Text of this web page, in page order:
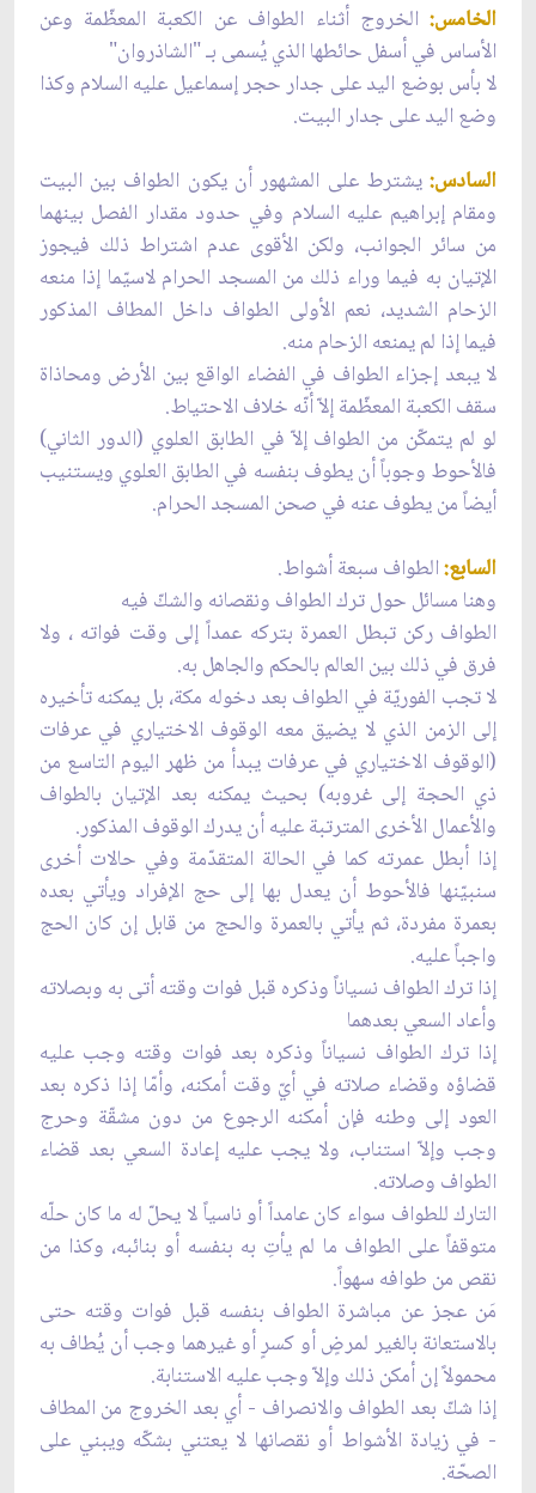
الخامس:الخروج أثناء الطواف عن الكعبة المعظّمة وعن
الأساس في أسفل حائطها الذي يُسمى بـ "الشاذروان"
لا بأس بوضع اليد على جدار حجر إسماعيل عليه السلام وكذا
وضع اليد على جدار البيت.
السادس:يشترط على المشهور أن يكون الطواف بين البيت
ومقام إبراهيم عليه السلام وفي حدود مقدار الفصل بينهما
من سائر الجوانب، ولكن الأقوى عدم اشتراط ذلك فيجوز
الإتيان به فيما وراء ذلك من المسجد الحرام لاسيّما إذا منعه
الزحام الشديد، نعم الأولى الطواف داخل المطاف المذكور
فيما إذا لم يمنعه الزحام منه.
لا يبعد إجزاء الطواف في الفضاء الواقع بين الأرض ومحاذاة
سقف الكعبة المعظّمة إلاّ أنّه خلاف الاحتياط.
لو لم يتمكّن من الطواف إلاّ في الطابق العلوي (الدور الثاني)
فالأحوط وجوباً أن يطوف بنفسه في الطابق العلوي ويستنيب
أيضاً من يطوف عنه في صحن المسجد الحرام.
السابع:الطواف سبعة أشواط.
وهنا مسائل‌ حول‌ ترك ‌الطواف ‌ونقصانه‌ والشك‌ّ فيه
الطواف ركن تبطل العمرة بتركه عمداً إلى وقت فواته ، ولا
فرق في ذلك بين العالم بالحكم والجاهل به.
لا تجب الفوريّة في الطواف بعد دخوله مكة، بل يمكنه تأخيره
إلى الزمن الذي لا يضيق معه الوقوف الاختياري في عرفات
(الوقوف الاختياري في عرفات يبدأ من ظهر اليوم التاسع من
ذي الحجة إلى غروبه) بحيث يمكنه بعد الإتيان بالطواف
والأعمال الأخرى المترتبة عليه أن يدرك الوقوف المذكور.
إذا أبطل عمرته كما في الحالة المتقد‌ّمة وفي حالات أخرى
سنبيّنها فالأحوط أن يعدل بها إلى حج الإفراد ويأتي بعده
بعمرة مفردة، ثم يأتي بالعمرة والحج من قابل إن كان الحج
واجباً عليه.
إذا ترك الطواف نسياناً وذكره قبل فوات وقته أتى به وبصلاته
وأعاد السعي بعدهما
إذا ترك الطواف نسياناً وذكره بعد فوات وقته وجب عليه
قضاؤه وقضاء صلاته في أيّ وقت أمكنه، وأمّا إذا ذكره بعد
العود إلى وطنه فإن أمكنه الرجوع من دون مشقّة وحرج
وجب وإلاّ استناب، ولا يجب عليه إعادة السعي بعد قضاء
الطواف وصلاته.
التارك للطواف سواء كان عامداً أو ناسياً لا يحلّ له ما كان حلّه
متوقفاً على الطواف ما لم يأتِ به بنفسه أو بنائبه، وكذا من
نقص من طوافه سهواً.
مَن عجز عن مباشرة الطواف بنفسه قبل فوات وقته حتى
بالاستعانة بالغير لمرضٍ أو كسرٍ أو غيرهما وجب أن يُطاف به
محمولاً إن أمكن ذلك وإلاّ وجب عليه الاستنابة.
إذا شكّ بعد الطواف والانصراف - أي بعد الخروج من المطاف
- في زيادة الأشواط أو نقصانها لا يعتني بشكّه ويبني على
الصحّة.